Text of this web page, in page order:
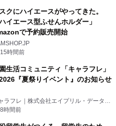
クにハイエースがやってきた。
ハイエース型ふせんホルダー」
で予約販売開始
15時間前
生活コミュニティ「キャラフレ」
2026『夏祭りイベント』のお知らせ
ラフレ｜株式会社エイプリル・データ・
インズ
8時間前